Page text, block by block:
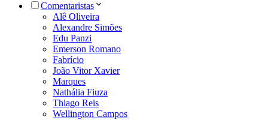
Comentaristas
Alê Oliveira
Alexandre Simões
Edu Panzi
Emerson Romano
Fabrício
João Vitor Xavier
Marques
Nathália Fiuza
Thiago Reis
Wellington Campos